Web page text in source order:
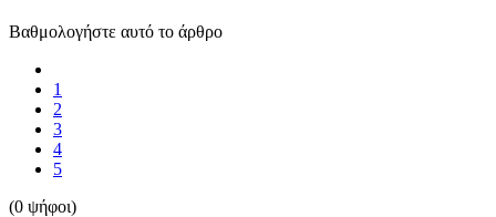
Βαθμολογήστε αυτό το άρθρο
1
2
3
4
5
(0 ψήφοι)